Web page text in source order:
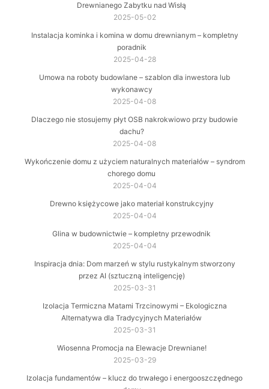
Drewnianego Zabytku nad Wisłą
2025-05-02
Instalacja kominka i komina w domu drewnianym – kompletny
poradnik
2025-04-28
Umowa na roboty budowlane – szablon dla inwestora lub
wykonawcy
2025-04-08
Dlaczego nie stosujemy płyt OSB nakrokwiowo przy budowie
dachu?
2025-04-08
Wykończenie domu z użyciem naturalnych materiałów – syndrom
chorego domu
2025-04-04
Drewno księżycowe jako materiał konstrukcyjny
2025-04-04
Glina w budownictwie – kompletny przewodnik
2025-04-04
Inspiracja dnia: Dom marzeń w stylu rustykalnym stworzony
przez AI (sztuczną inteligencję)
2025-03-31
Izolacja Termiczna Matami Trzcinowymi – Ekologiczna
Alternatywa dla Tradycyjnych Materiałów
2025-03-31
Wiosenna Promocja na Elewacje Drewniane!
2025-03-29
Izolacja fundamentów – klucz do trwałego i energooszczędnego